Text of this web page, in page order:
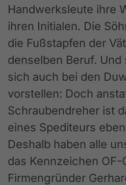
Handwerksleute ihre
ihren Initialen. Die
die Fußstapfen der
denselben Beruf. Und
sich auch bei den
vorstellen: Doch
Schraubendreher ist
eines Spediteurs
Deshalb haben alle
das Kennzeichen OF-
Firmengründer